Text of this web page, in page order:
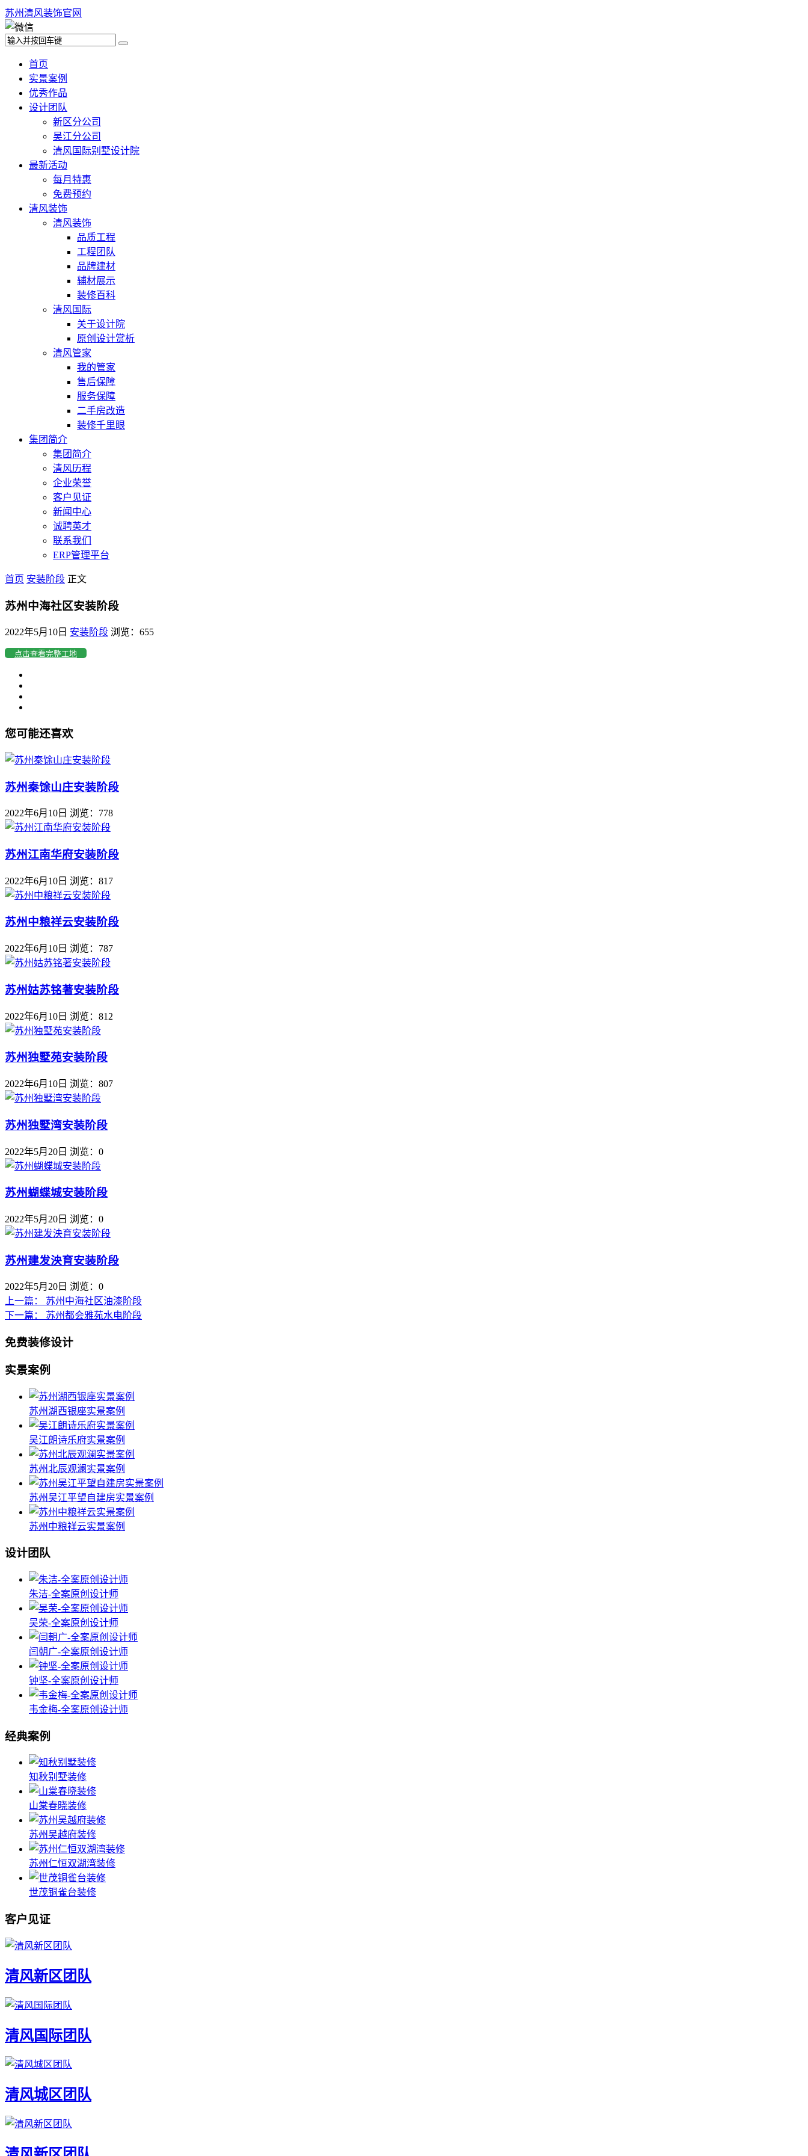
苏州清风装饰官网
首页
实景案例
优秀作品
设计团队
新区分公司
吴江分公司
清风国际别墅设计院
最新活动
每月特惠
免费预约
清风装饰
清风装饰
品质工程
工程团队
品牌建材
辅材展示
装修百科
清风国际
关于设计院
原创设计赏析
清风管家
我的管家
售后保障
服务保障
二手房改造
装修千里眼
集团简介
集团简介
清风历程
企业荣誉
客户见证
新闻中心
诚聘英才
联系我们
ERP管理平台
首页 安装阶段 正文
苏州中海社区安装阶段
2022年5月10日 安装阶段 浏览：655
点击查看完整工地
您可能还喜欢
苏州秦馀山庄安装阶段
2022年6月10日 浏览：778
苏州江南华府安装阶段
2022年6月10日 浏览：817
苏州中粮祥云安装阶段
2022年6月10日 浏览：787
苏州姑苏铭著安装阶段
2022年6月10日 浏览：812
苏州独墅苑安装阶段
2022年6月10日 浏览：807
苏州独墅湾安装阶段
2022年5月20日 浏览：0
苏州蝴蝶城安装阶段
2022年5月20日 浏览：0
苏州建发泱育安装阶段
2022年5月20日 浏览：0
上一篇：
苏州中海社区油漆阶段
下一篇：
苏州都会雅苑水电阶段
免费装修设计
实景案例
苏州湖西银座实景案例
吴江朗诗乐府实景案例
苏州北辰观澜实景案例
苏州吴江平望自建房实景案例
苏州中粮祥云实景案例
设计团队
朱洁-全案原创设计师
吴荣-全案原创设计师
闫朝广-全案原创设计师
钟坚-全案原创设计师
韦金梅-全案原创设计师
经典案例
知秋别墅装修
山棠春晓装修
苏州吴越府装修
苏州仁恒双湖湾装修
世茂铜雀台装修
客户见证
清风新区团队
清风国际团队
清风城区团队